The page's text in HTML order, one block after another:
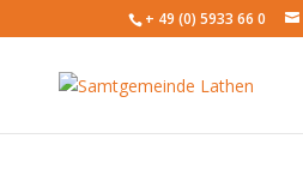
+ 49 (0) 5933 66 0